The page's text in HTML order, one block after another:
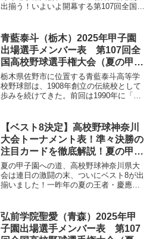
出揃う！いよいよ開幕する第107回全国高
します。各スポーツ新聞社による恒例の
出場校評価...
青藍泰斗（栃木）2025年甲子園
出場選手メンバー表 第107回全
国高校野球選手権大会（夏の甲子
園）
栃木県佐野市に位置する青藍泰斗高等学
校野球部は、1908年創立の伝統校として
歩みを続けてきた。前回は1990年に「葛
重ねてきた。2025年夏、27歳の若き監
督・青山尚...
【ベスト8決定】高校野球神奈川
大会トーナメント表！準々決勝の
注目カードを徹底解説！夏の甲子
園
夏の甲子園への道、高校野球神奈川県大
会は連日の激闘の末、ついにベスト8が出
揃いました！一昨年の夏の王者・慶應義
きた8校。どのチームが頂点に立ってもお
かしくない、まさに群...
弘前学院聖愛（青森）2025年甲
子園出場選手メンバー表 第107